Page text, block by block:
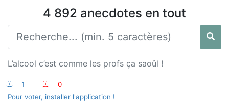
4 892 anecdotes en tout
L’alcool c’est comme les profs ça saoûl !
:-) 1 :-(
0
Pour voter, installer l'application !